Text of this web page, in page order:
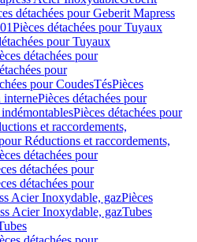
détachées pour Geberit Mapress
Pièces détachées pour Tuyaux
pour Tuyaux
détachées pour
pour
pour CoudesTésPièces
internePièces détachées pour
Pièces détachées pour
et raccordements,
Réductions et raccordements,
détachées pour
détachées pour
détachées pour
Acier Inoxydable, gazPièces
Acier Inoxydable, gazTubes